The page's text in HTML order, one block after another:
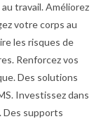
travail. Améliorez
votre corps au
les risques de
Renforcez vos
Des solutions
Investissez dans
Des supports